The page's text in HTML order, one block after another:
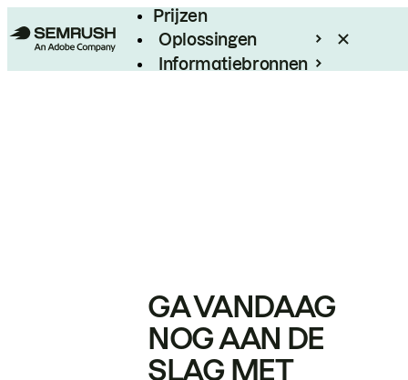
Prijzen
Oplossingen
Informatiebronnen
GA VANDAAG
NOG AAN DE
SLAG MET